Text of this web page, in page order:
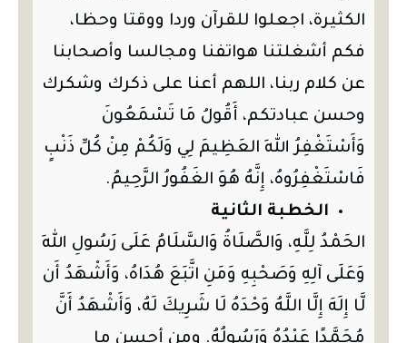
الكثيرة، اجعلوا للقرآن وردا ووقتا وحظا،
فكم أشغلتنا هواتفنا ومجالسا وأصحابنا
عن كلام ربنا، اللهم أعنا على ذكرك وشكرك
وحسن عبادتكم، أَقُولُ مَا تَسْمَعُونَ
وَأَسْتَغْفِرُ اللهَ العَظِيمَ لِي وَلَكُمْ مِنْ كُلِّ ذَنْبٍ
فَاسْتَغْفِرُوهُ، إِنَّهُ هُوَ الغَفُورُ الرَّحِيمُ.
الخطبة الثانية
الحَمْدُ لِلَّهِ، وَالصَّلَاةُ وَالسَّلَامُ عَلَى رَسُولِ اللهِ
وَعَلَى آلِهِ وَصَحْبِهِ وَمَنِ اتَّبَعَ هُدَاهُ، وَأَشْهَدُ أَن
لَّا إِلَهَ إِلَّا اللَّهُ وَحْدَهُ لَا شَرِيكَ لَهُ، وَأَشْهَدُ أَنَّ
مُحَمَّدًا عَبْدُهُ وَرَسُولُهُ. ومن أحسن ما